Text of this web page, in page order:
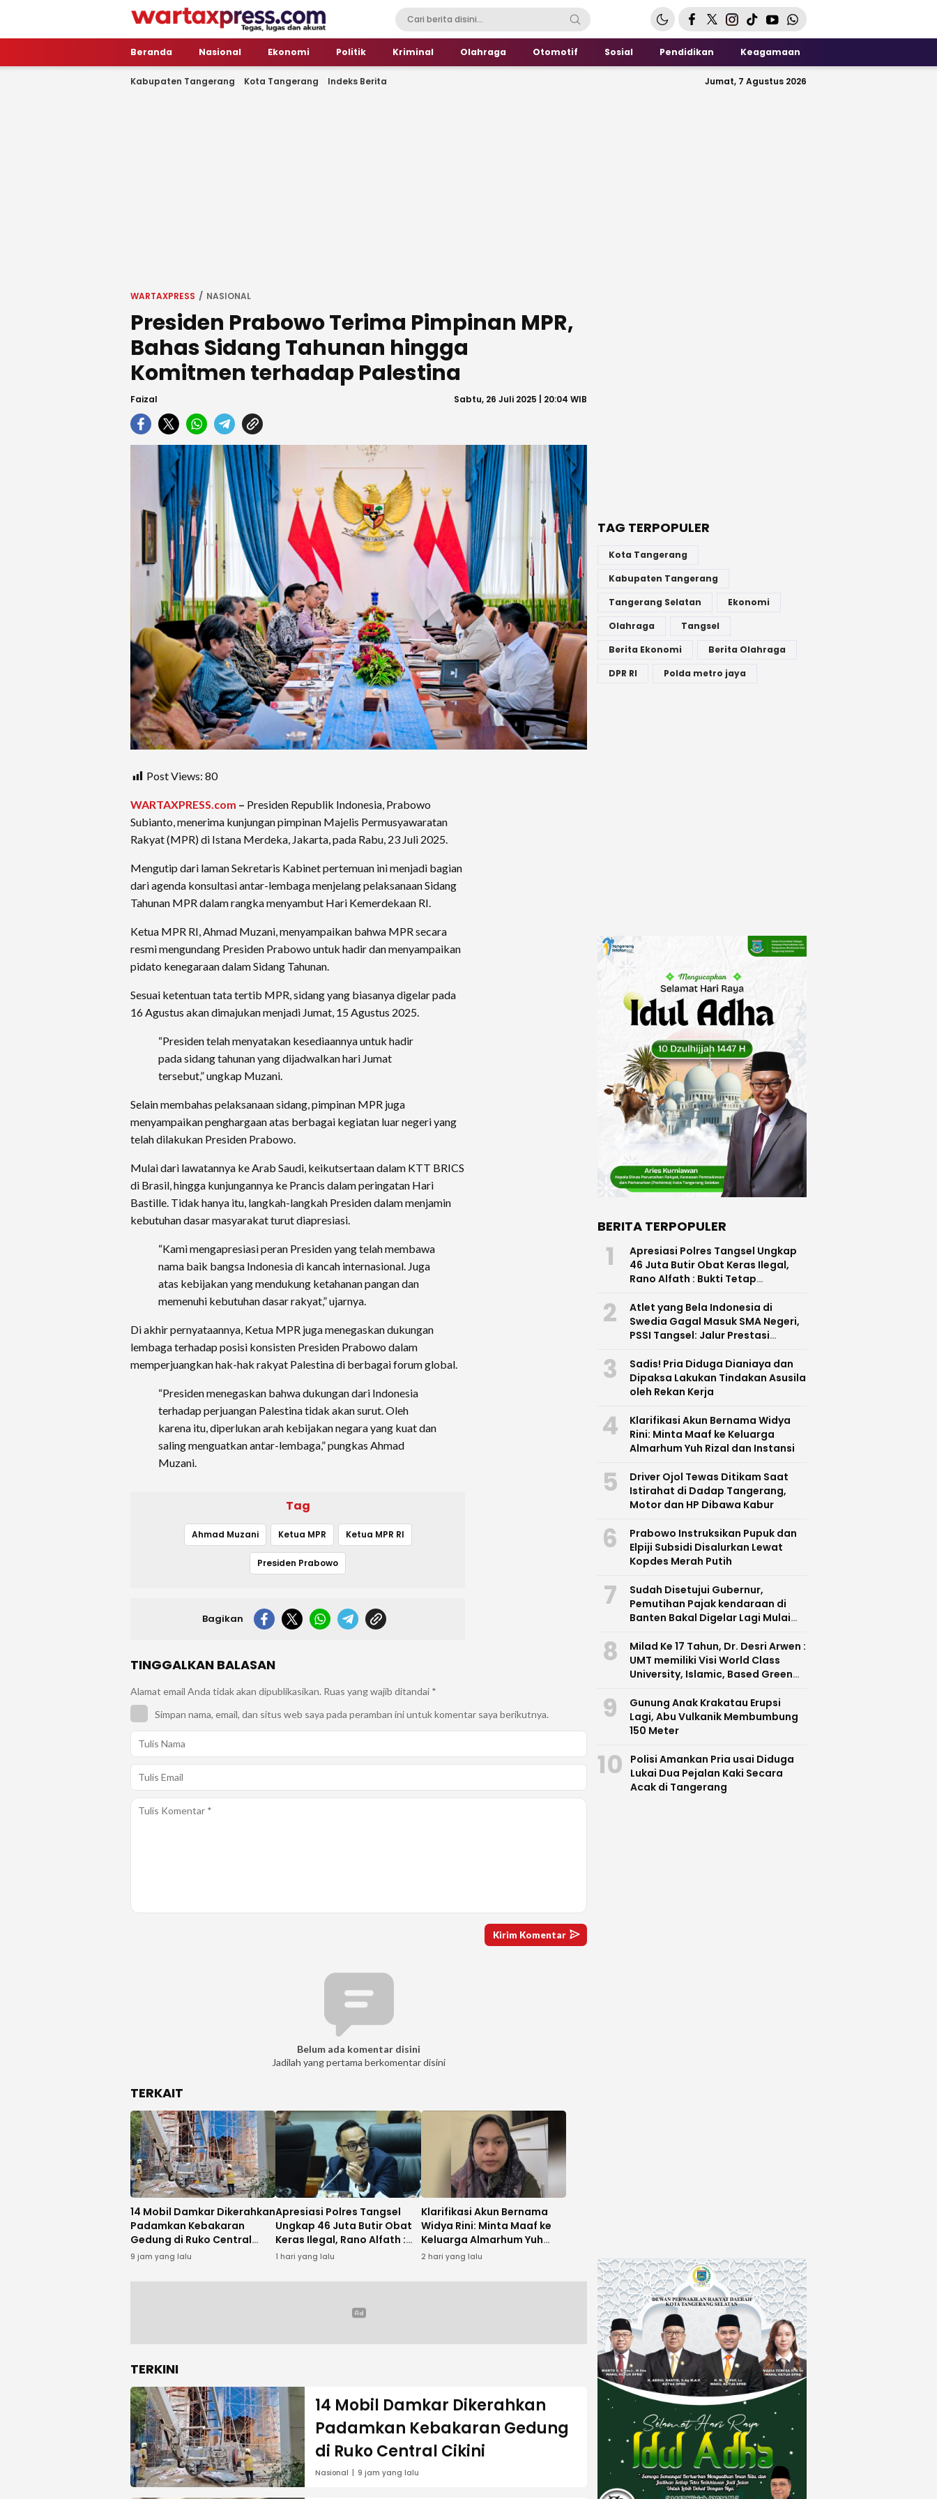
WartaXpress
Tegas, Lugas dan Akurat
Beranda Nasional Ekonomi Politik Kriminal Olahraga Otomotif Sosial Pendidikan Keagamaan
Kabupaten Tangerang Kota Tangerang Indeks Berita Jumat, 7 Agustus 2026
WARTAXPRESS NASIONAL
Presiden Prabowo Terima Pimpinan MPR,
Bahas Sidang Tahunan hingga
Komitmen terhadap Palestina
Faizal Sabtu, 26 Juli 2025 | 20:04 WIB
Post Views: 80
WARTAXPRESS.com – Presiden Republik Indonesia, Prabowo
Subianto, menerima kunjungan pimpinan Majelis Permusyawaratan
Rakyat (MPR) di Istana Merdeka, Jakarta, pada Rabu, 23 Juli 2025.
Mengutip dari laman Sekretaris Kabinet pertemuan ini menjadi bagian
dari agenda konsultasi antar-lembaga menjelang pelaksanaan Sidang
Tahunan MPR dalam rangka menyambut Hari Kemerdekaan RI.
Ketua MPR RI, Ahmad Muzani, menyampaikan bahwa MPR secara
resmi mengundang Presiden Prabowo untuk hadir dan menyampaikan
pidato kenegaraan dalam Sidang Tahunan.
Sesuai ketentuan tata tertib MPR, sidang yang biasanya digelar pada
16 Agustus akan dimajukan menjadi Jumat, 15 Agustus 2025.
“Presiden telah menyatakan kesediaannya untuk hadir
pada sidang tahunan yang dijadwalkan hari Jumat
tersebut,” ungkap Muzani.
Selain membahas pelaksanaan sidang, pimpinan MPR juga
menyampaikan penghargaan atas berbagai kegiatan luar negeri yang
telah dilakukan Presiden Prabowo.
Mulai dari lawatannya ke Arab Saudi, keikutsertaan dalam KTT BRICS
di Brasil, hingga kunjungannya ke Prancis dalam peringatan Hari
Bastille. Tidak hanya itu, langkah-langkah Presiden dalam menjamin
kebutuhan dasar masyarakat turut diapresiasi.
“Kami mengapresiasi peran Presiden yang telah membawa
nama baik bangsa Indonesia di kancah internasional. Juga
atas kebijakan yang mendukung ketahanan pangan dan
memenuhi kebutuhan dasar rakyat,” ujarnya.
Di akhir pernyataannya, Ketua MPR juga menegaskan dukungan
lembaga terhadap posisi konsisten Presiden Prabowo dalam
memperjuangkan hak-hak rakyat Palestina di berbagai forum global.
“Presiden menegaskan bahwa dukungan dari Indonesia
terhadap perjuangan Palestina tidak akan surut. Oleh
karena itu, diperlukan arah kebijakan negara yang kuat dan
saling menguatkan antar-lembaga,” pungkas Ahmad
Muzani.
Tag
Ahmad Muzani Ketua MPR Ketua MPR RI
Presiden Prabowo
Bagikan
TINGGALKAN BALASAN
Alamat email Anda tidak akan dipublikasikan. Ruas yang wajib ditandai *
Simpan nama, email, dan situs web saya pada peramban ini untuk komentar saya berikutnya.
Belum ada komentar disini
Jadilah yang pertama berkomentar disini
TERKAIT
14 Mobil Damkar Dikerahkan
Padamkan Kebakaran
Gedung di Ruko Central
Cikini
9 jam yang lalu
Apresiasi Polres Tangsel
Ungkap 46 Juta Butir Obat
Keras Ilegal, Rano Alfath :
Bukti Tetap Profesional
1 hari yang lalu
Klarifikasi Akun Bernama
Widya Rini: Minta Maaf ke
Keluarga Almarhum Yuh
Rizal dan Instansi
2 hari yang lalu
TERKINI
14 Mobil Damkar Dikerahkan
Padamkan Kebakaran Gedung
di Ruko Central Cikini
Nasional 9 jam yang lalu
TAG TERPOPULER
Kota Tangerang
Kabupaten Tangerang
Tangerang Selatan
Ekonomi
Olahraga
Tangsel
Berita Ekonomi
Berita Olahraga
DPR RI
Polda metro jaya
BERITA TERPOPULER
1
Apresiasi Polres Tangsel Ungkap
46 Juta Butir Obat Keras Ilegal,
Rano Alfath : Bukti Tetap
2
Atlet yang Bela Indonesia di
Swedia Gagal Masuk SMA Negeri,
PSSI Tangsel: Jalur Prestasi
3
Sadis! Pria Diduga Dianiaya dan
Dipaksa Lakukan Tindakan Asusila
oleh Rekan Kerja
4
Klarifikasi Akun Bernama Widya
Rini: Minta Maaf ke Keluarga
Almarhum Yuh Rizal dan Instansi
5
Driver Ojol Tewas Ditikam Saat
Istirahat di Dadap Tangerang,
Motor dan HP Dibawa Kabur
6
Prabowo Instruksikan Pupuk dan
Elpiji Subsidi Disalurkan Lewat
Kopdes Merah Putih
7
Sudah Disetujui Gubernur,
Pemutihan Pajak kendaraan di
Banten Bakal Digelar Lagi Mulai
8
Milad Ke 17 Tahun, Dr. Desri Arwen :
UMT memiliki Visi World Class
University, Islamic, Based Green
Unggul di Banten
9
Gunung Anak Krakatau Erupsi
Lagi, Abu Vulkanik Membumbung
150 Meter
10
Polisi Amankan Pria usai Diduga
Lukai Dua Pejalan Kaki Secara
Acak di Tangerang